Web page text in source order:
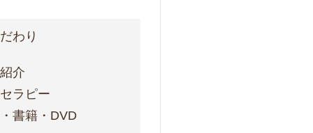
わり
介
ラピー
書籍・DVD